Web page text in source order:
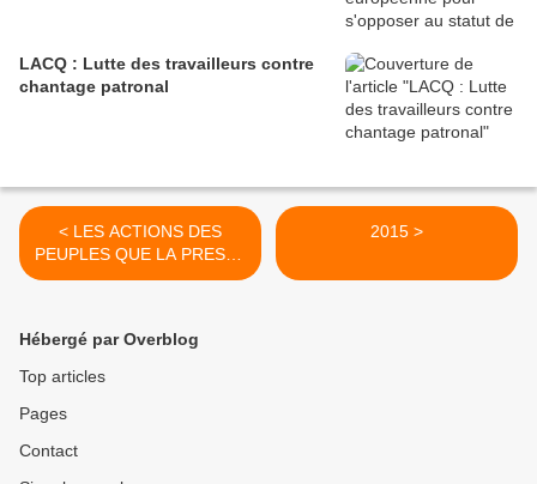
LACQ : Lutte des travailleurs contre
chantage patronal
< LES ACTIONS DES
PEUPLES QUE LA PRESSE
NE PORTE PAS !
2015 >
Hébergé par Overblog
Top articles
Pages
Contact